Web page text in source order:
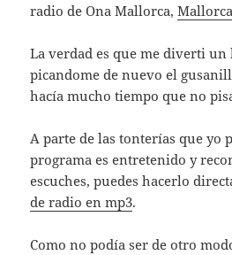
radio de Ona Mallorca,
La verdad es que me diverti un
picandome de nuevo el
hacía mucho tiempo que no
A parte de las tonterías que yo
programa es entretenido y
escuches, puedes hacerlo
de radio en mp3.
Como no podía ser de otro